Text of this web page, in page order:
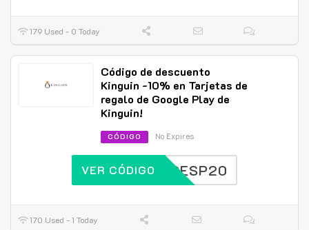
179 Used - 0 Today
Código de descuento
Kinguin -10% en Tarjetas de
regalo de Google Play de
Kinguin!
CÓDIGO No Expires
KGESP20
VER CÓDIGO
170 Used - 1 Today